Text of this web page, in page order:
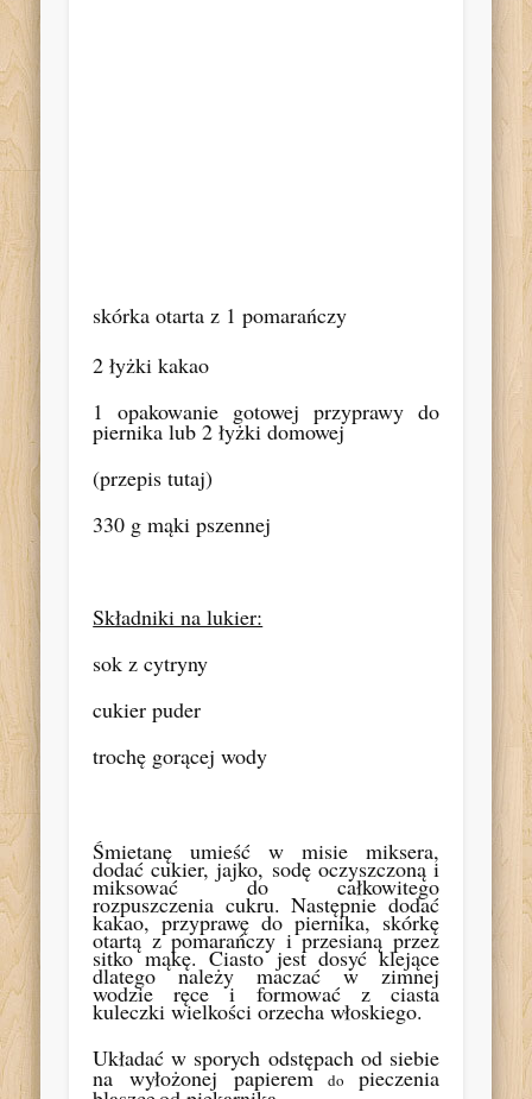
skórka otarta z 1 pomarańczy
2 łyżki kakao
1 opakowanie gotowej przyprawy do
piernika lub 2 łyżki domowej
(przepis tutaj)
330 g mąki pszennej
Składniki na lukier:
sok z cytryny
cukier puder
trochę gorącej wody
Śmietanę umieść w misie miksera,
dodać cukier, jajko, sodę oczyszczoną i
miksować do całkowitego
rozpuszczenia cukru. Następnie dodać
kakao, przyprawę do piernika, skórkę
otartą z pomarańczy i przesianą przez
sitko mąkę. Ciasto jest dosyć klejące
dlatego należy maczać w zimnej
wodzie ręce i formować z ciasta
kuleczki wielkości orzecha włoskiego.
Układać w sporych odstępach od siebie
na wyłożonej papierem do pieczenia